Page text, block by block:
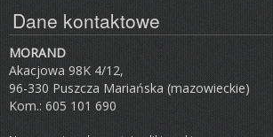
Dane kontaktowe
MORAND
Akacjowa 98K 4/12,
96-330 Puszcza Mariańska (mazowieckie)
Kom.: 605 101 690